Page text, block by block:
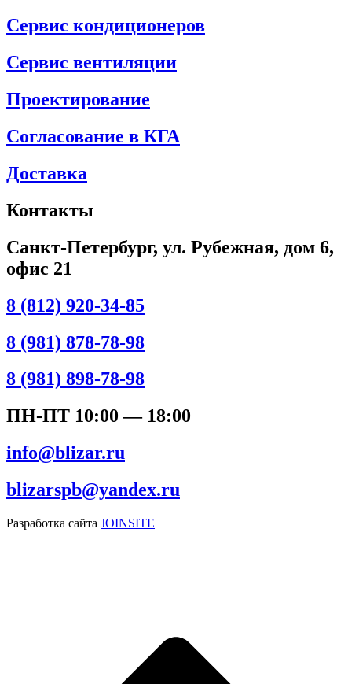
Сервис кондиционеров
Сервис вентиляции
Проектирование
Согласование в КГА
Доставка
Контакты
Санкт-Петербург, ул. Рубежная, дом 6,
офис 21
8 (812) 920-34-85
8 (981) 878-78-98
8 (981) 898-78-98
ПН-ПТ 10:00 — 18:00
info@blizar.ru
blizarspb@yandex.ru
Разработка сайта JOINSITE